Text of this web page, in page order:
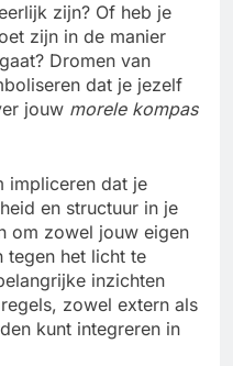
zijn? Of heb je
zijn in de manier
Dromen van
dat je jezelf
jouw morele kompas
impliceren dat je
en structuur in je
om zowel jouw eigen
tegen het licht te
inzichten
zowel extern als
kunt integreren in